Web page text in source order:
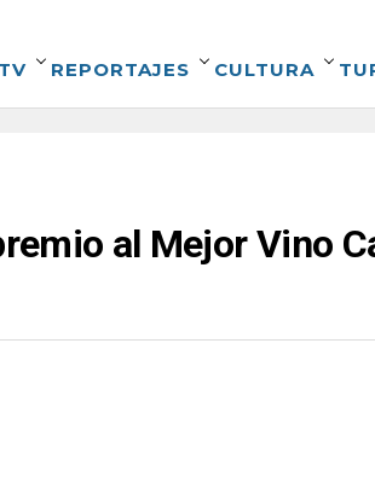
REPORTAJES CULTURA
al Mejor Vino